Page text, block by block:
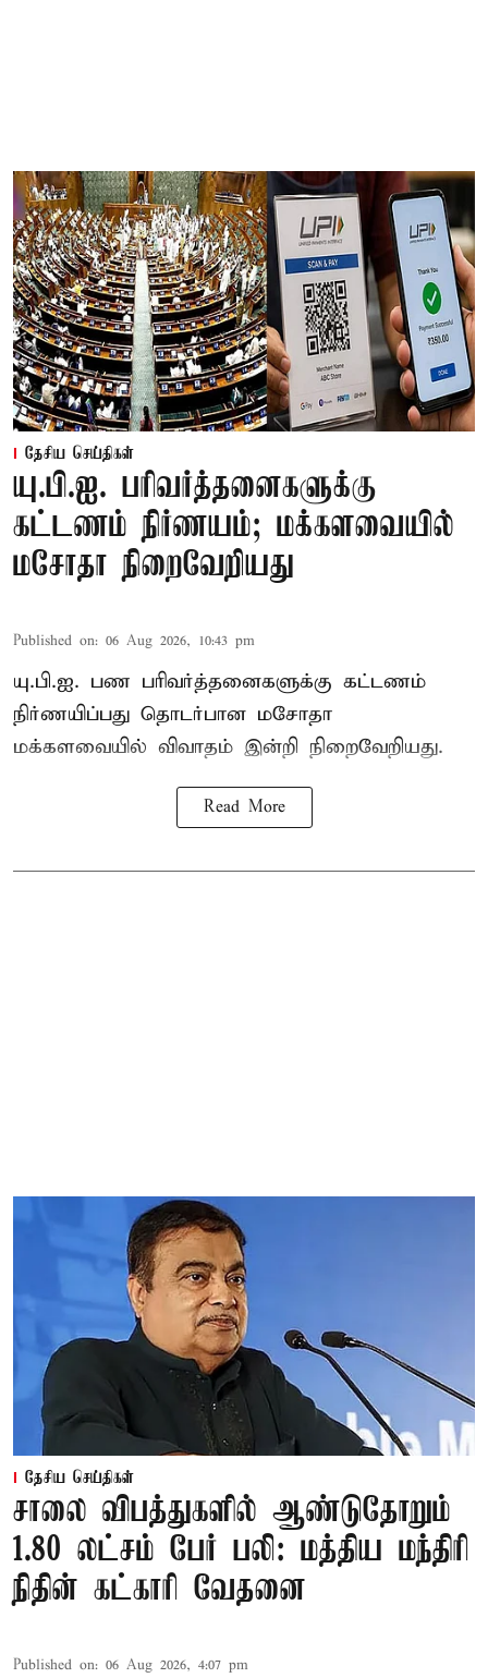
தேசிய செய்திகள்
யு.பி.ஐ. பரிவர்த்தனைகளுக்கு
கட்டணம் நிர்ணயம்; மக்களவையில்
மசோதா நிறைவேறியது
Published on: 06 Aug 2026, 10:43 pm
யு.பி.ஐ. பண பரிவர்த்தனைகளுக்கு கட்டணம்
நிர்ணயிப்பது தொடர்பான மசோதா
மக்களவையில் விவாதம் இன்றி நிறைவேறியது.
Read More
தேசிய செய்திகள்
சாலை விபத்துகளில் ஆண்டுதோறும்
1.80 லட்சம் பேர் பலி: மத்திய மந்திரி
நிதின் கட்காரி வேதனை
Published on: 06 Aug 2026, 4:07 pm